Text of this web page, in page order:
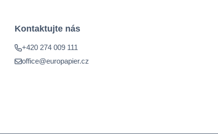
Kontaktujte nás
+420 274 009 111
office@europapier.cz